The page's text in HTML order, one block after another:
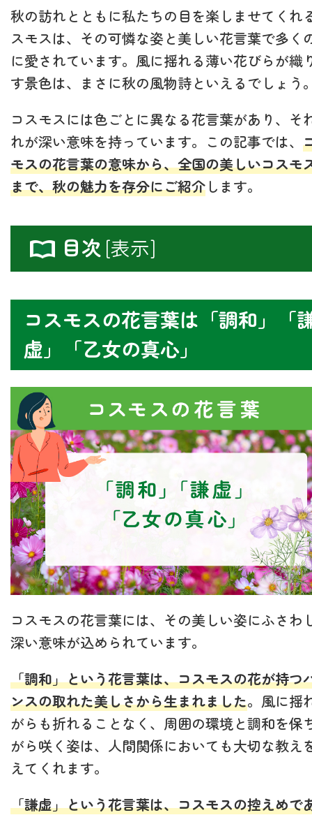
秋の訪れとともに私たちの目を楽しませてくれ
スモスは、その可憐な姿と美しい花言葉で多く
に愛されています。風に揺れる薄い花びらが織
す景色は、まさに秋の風物詩といえるでしょう
コスモスには色ごとに異なる花言葉があり、そ
れが深い意味を持っています。この記事では、
モスの花言葉の意味から、全国の美しいコスモ
まで、秋の魅力を存分にご紹介 します。
目次 [表示]
コスモスの花言葉は「調和」「
虚」「乙女の真心」
コスモスの花言葉には、その美しい姿にふさわ
深い意味が込められています。
「調和」という花言葉は、コスモスの花が持つ
ンスの取れた美しさから生まれました。風に揺
がらも折れることなく、周囲の環境と調和を保
がら咲く姿は、人間関係においても大切な教え
えてくれます。
「謙虚」という花言葉は、コスモスの控えめで